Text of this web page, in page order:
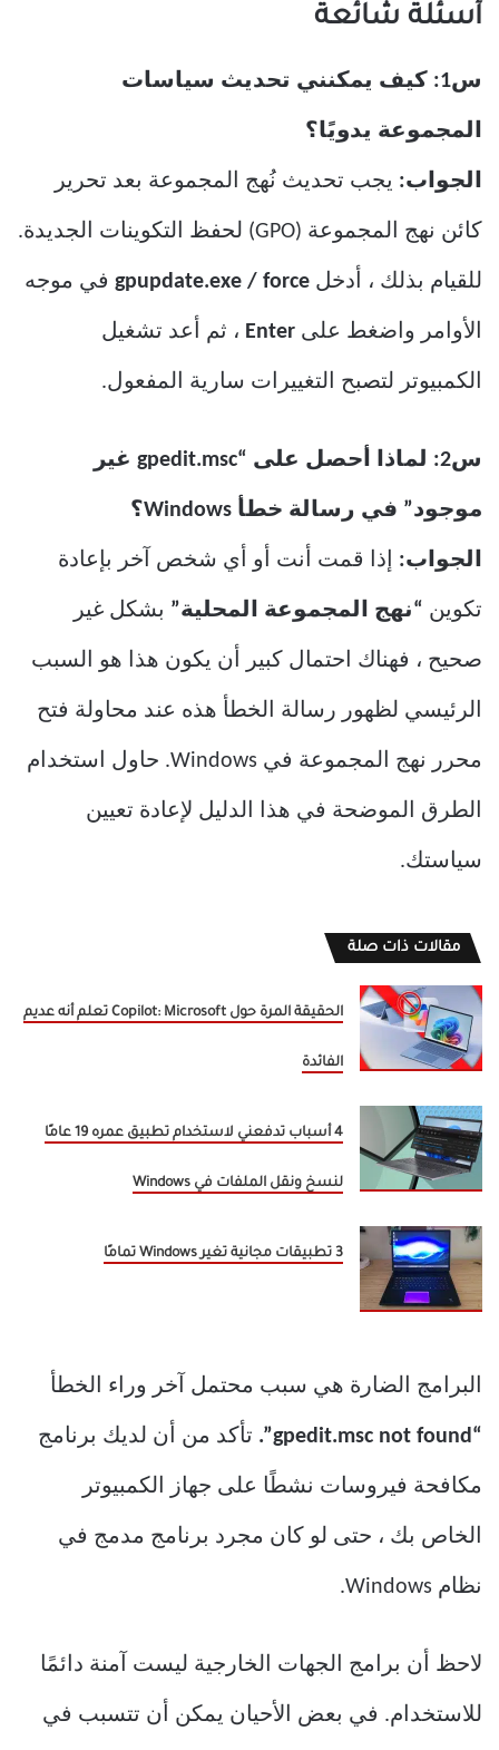
أسئلة شائعة
س1: كيف يمكنني تحديث سياسات
المجموعة يدويًا؟
الجواب: يجب تحديث نُهج المجموعة بعد تحرير
كائن نهج المجموعة (GPO) لحفظ التكوينات الجديدة.
للقيام بذلك ، أدخل gpupdate.exe / force في موجه
الأوامر واضغط على Enter ، ثم أعد تشغيل
الكمبيوتر لتصبح التغييرات سارية المفعول.
س2: لماذا أحصل على “gpedit.msc غير
موجود” في رسالة خطأ Windows؟
الجواب: إذا قمت أنت أو أي شخص آخر بإعادة
تكوين “نهج المجموعة المحلية” بشكل غير
صحيح ، فهناك احتمال كبير أن يكون هذا هو السبب
الرئيسي لظهور رسالة الخطأ هذه عند محاولة فتح
محرر نهج المجموعة في Windows. حاول استخدام
الطرق الموضحة في هذا الدليل لإعادة تعيين
سياستك.
مقالات ذات صلة
الحقيقة المرة حول Copilot: Microsoft تعلم أنه عديم
الفائدة
4 أسباب تدفعني لاستخدام تطبيق عمره 19 عامًا
لنسخ ونقل الملفات في Windows
3 تطبيقات مجانية تغير Windows تمامًا
البرامج الضارة هي سبب محتمل آخر وراء الخطأ
“gpedit.msc not found”. تأكد من أن لديك برنامج
مكافحة فيروسات نشطًا على جهاز الكمبيوتر
الخاص بك ، حتى لو كان مجرد برنامج مدمج في
نظام Windows.
لاحظ أن برامج الجهات الخارجية ليست آمنة دائمًا
للاستخدام. في بعض الأحيان يمكن أن تتسبب في